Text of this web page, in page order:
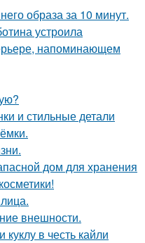
образа за 10 минут.
устроила
напоминающем
и стильные детали
дом для хранения
внешности.
в честь кайли